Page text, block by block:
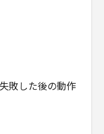
敗した後の動作